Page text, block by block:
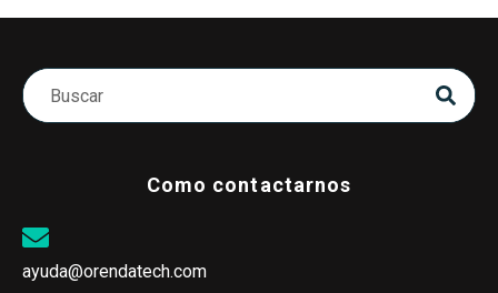
Como contactarnos
ayuda@orendatech.com